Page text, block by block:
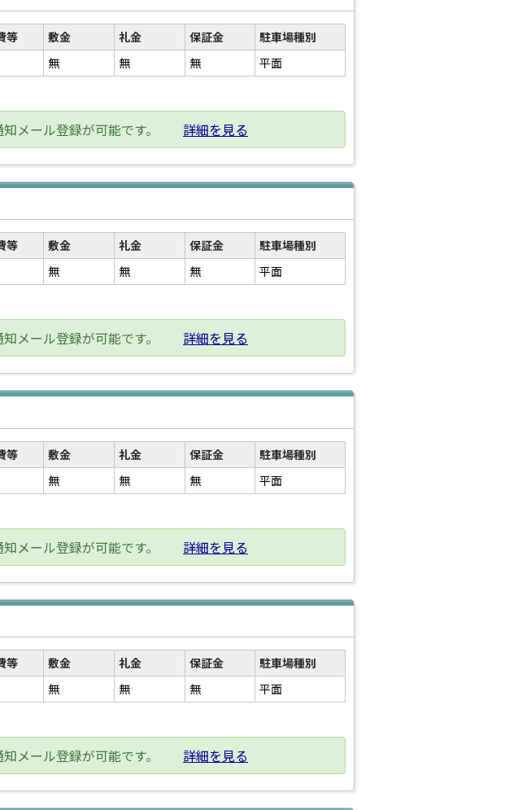
等 敷金 礼金 保証金
駐車場種別
無 無 無 平面
メール登録が可能です。 詳細を見る
等 敷金 礼金 保証金
駐車場種別
無 無 無 平面
メール登録が可能です。 詳細を見る
等 敷金 礼金 保証金
駐車場種別
無 無 無 平面
メール登録が可能です。 詳細を見る
等 敷金 礼金 保証金
駐車場種別
無 無 無 平面
メール登録が可能です。 詳細を見る